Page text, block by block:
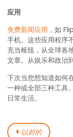
应用
免费新闻应用 ，如
手机。这些应用程序
充当枢纽，从全球各
文章。从娱乐和政治
下次当您想知道如何
一种或全部三种工具
日常生活。
以前的